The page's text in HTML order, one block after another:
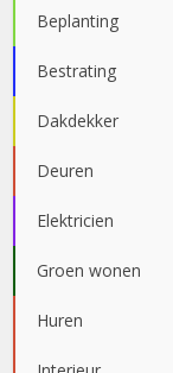
Beplanting
Bestrating
Dakdekker
Deuren
Elektricien
Groen wonen
Huren